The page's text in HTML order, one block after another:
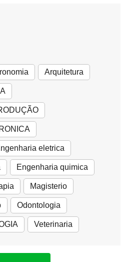
Arquitetura
eletrica
Engenharia quimica
Magisterio
Odontologia
Veterinaria